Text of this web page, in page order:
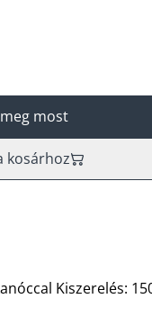
most
kosárhoz
Kiszerelés: